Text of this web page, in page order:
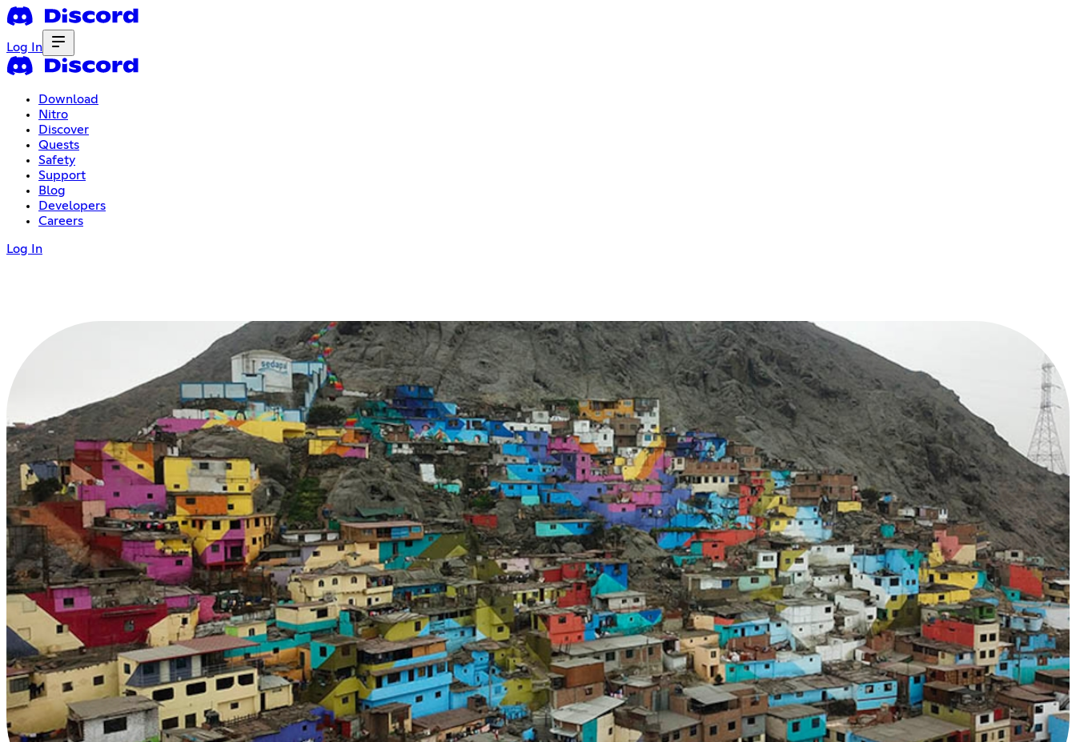
Log In
Download
Nitro
Discover
Quests
Safety
Support
Blog
Developers
Careers
Log In